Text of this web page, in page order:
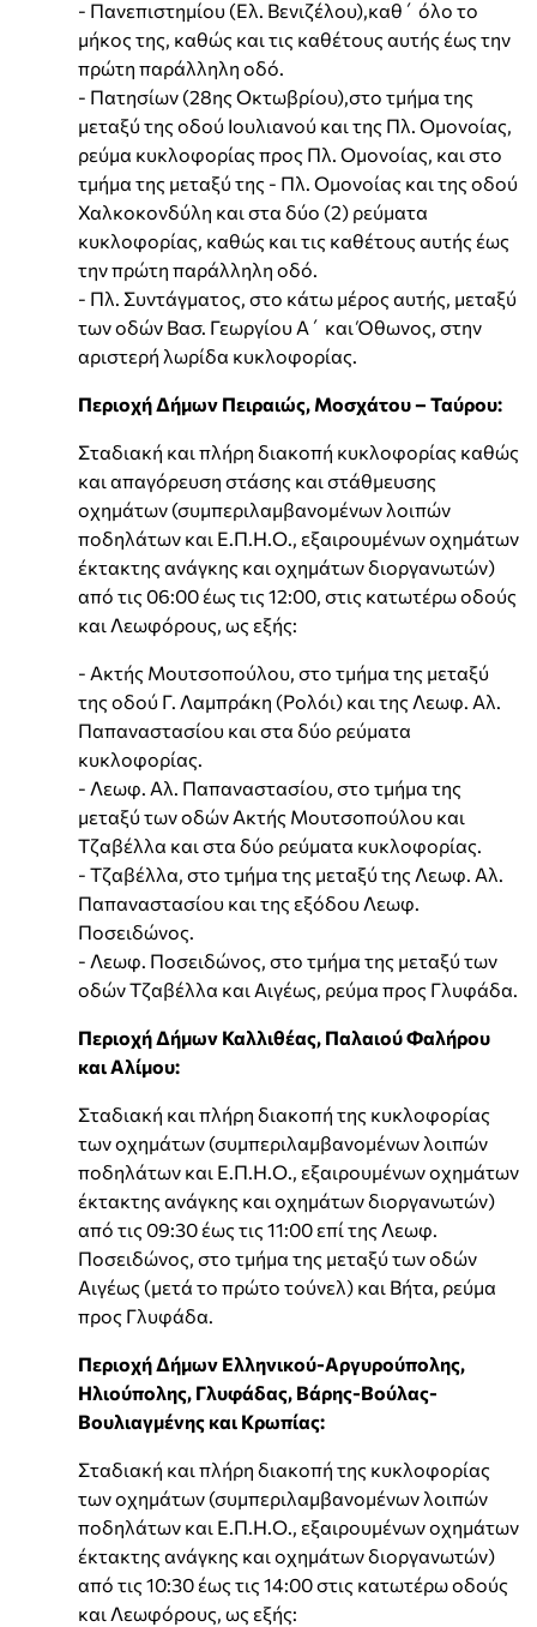
- Πανεπιστημίου (Ελ. Βενιζέλου),καθ΄ όλο το
μήκος της, καθώς και τις καθέτους αυτής έως την
πρώτη παράλληλη οδό.
- Πατησίων (28ης Οκτωβρίου),στο τμήμα της
μεταξύ της οδού Ιουλιανού και της Πλ. Ομονοίας,
ρεύμα κυκλοφορίας προς Πλ. Ομονοίας, και στο
τμήμα της μεταξύ της - Πλ. Ομονοίας και της οδού
Χαλκοκονδύλη και στα δύο (2) ρεύματα
κυκλοφορίας, καθώς και τις καθέτους αυτής έως
την πρώτη παράλληλη οδό.
- Πλ. Συντάγματος, στο κάτω μέρος αυτής, μεταξύ
των οδών Βασ. Γεωργίου Α΄ και Όθωνος, στην
αριστερή λωρίδα κυκλοφορίας.
Περιοχή Δήμων Πειραιώς, Μοσχάτου – Ταύρου:
Σταδιακή και πλήρη διακοπή κυκλοφορίας καθώς
και απαγόρευση στάσης και στάθμευσης
οχημάτων (συμπεριλαμβανομένων λοιπών
ποδηλάτων και Ε.Π.Η.Ο., εξαιρουμένων οχημάτων
έκτακτης ανάγκης και οχημάτων διοργανωτών)
από τις 06:00 έως τις 12:00, στις κατωτέρω οδούς
και Λεωφόρους, ως εξής:
- Ακτής Μουτσοπούλου, στο τμήμα της μεταξύ
της οδού Γ. Λαμπράκη (Ρολόι) και της Λεωφ. Αλ.
Παπαναστασίου και στα δύο ρεύματα
κυκλοφορίας.
- Λεωφ. Αλ. Παπαναστασίου, στο τμήμα της
μεταξύ των οδών Ακτής Μουτσοπούλου και
Τζαβέλλα και στα δύο ρεύματα κυκλοφορίας.
- Τζαβέλλα, στο τμήμα της μεταξύ της Λεωφ. Αλ.
Παπαναστασίου και της εξόδου Λεωφ.
Ποσειδώνος.
- Λεωφ. Ποσειδώνος, στο τμήμα της μεταξύ των
οδών Τζαβέλλα και Αιγέως, ρεύμα προς Γλυφάδα.
Περιοχή Δήμων Καλλιθέας, Παλαιού Φαλήρου
και Αλίμου:
Σταδιακή και πλήρη διακοπή της κυκλοφορίας
των οχημάτων (συμπεριλαμβανομένων λοιπών
ποδηλάτων και Ε.Π.Η.Ο., εξαιρουμένων οχημάτων
έκτακτης ανάγκης και οχημάτων διοργανωτών)
από τις 09:30 έως τις 11:00 επί της Λεωφ.
Ποσειδώνος, στο τμήμα της μεταξύ των οδών
Αιγέως (μετά το πρώτο τούνελ) και Βήτα, ρεύμα
προς Γλυφάδα.
Περιοχή Δήμων Ελληνικού-Αργυρούπολης,
Ηλιούπολης, Γλυφάδας, Βάρης-Βούλας-
Βουλιαγμένης και Κρωπίας:
Σταδιακή και πλήρη διακοπή της κυκλοφορίας
των οχημάτων (συμπεριλαμβανομένων λοιπών
ποδηλάτων και Ε.Π.Η.Ο., εξαιρουμένων οχημάτων
έκτακτης ανάγκης και οχημάτων διοργανωτών)
από τις 10:30 έως τις 14:00 στις κατωτέρω οδούς
και Λεωφόρους, ως εξής: